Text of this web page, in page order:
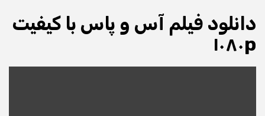
دانلود فیلم آس و پاس با کیفیت
۱۰۸۰p